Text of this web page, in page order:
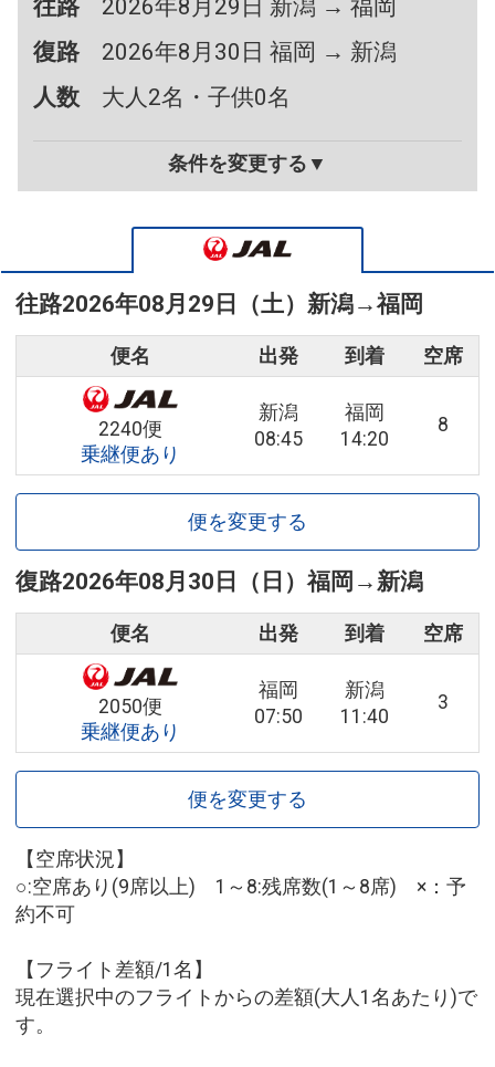
往路
2026年8月29日 新潟 → 福岡
復路
2026年8月30日 福岡 → 新潟
人数
大人2名・子供0名
条件を変更する▼
往路2026年08月29日（土） 新潟→福岡
便名 出発 到着 空席
2240便
乗継便あり
新潟
08:45
福岡
14:20
8
便を変更する
復路2026年08月30日（日）福岡 →新潟
便名 出発 到着 空席
2050便
乗継便あり
福岡
07:50
新潟
11:40
3
便を変更する
【空席状況】
○:空席あり(9席以上) 1～8:残席数(1～8席) ×：予
約不可
【フライト差額/1名】
現在選択中のフライトからの差額(大人1名あたり)で
す。